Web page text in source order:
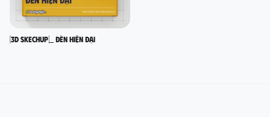
[3D SKECHUP]_ Đèn hiện đại